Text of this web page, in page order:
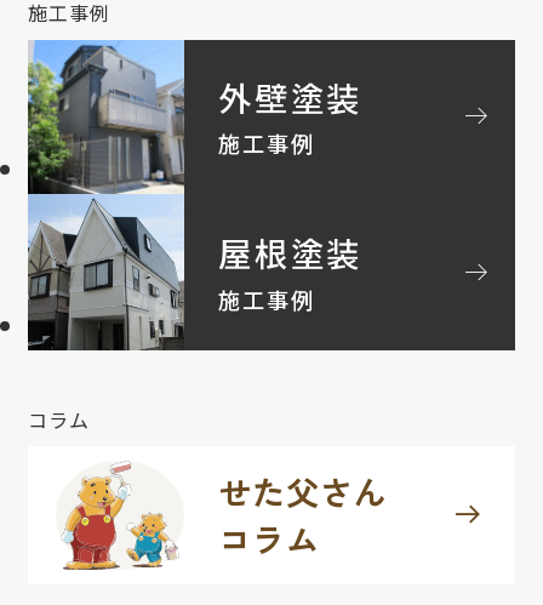
施工事例
外壁塗装
施工事例
arrow_right_alt
屋根塗装
施工事例
arrow_right_alt
コラム
せた父さん
コラム
arrow_right_alt